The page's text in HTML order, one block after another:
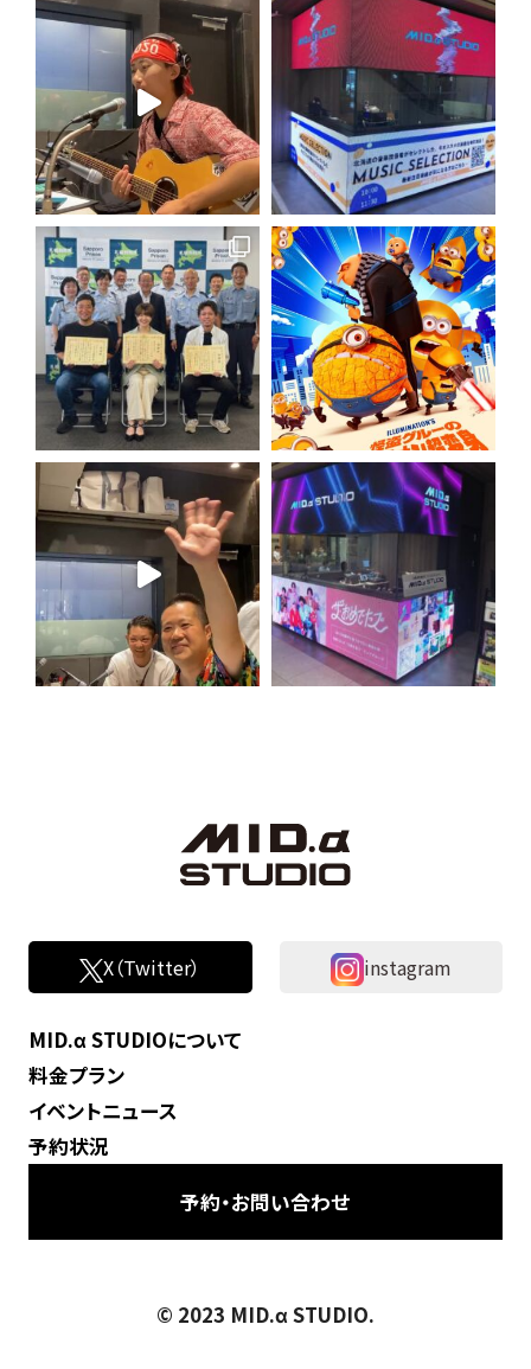
X（Twitter） instagram
MID.α STUDIOについて
料金プラン
イベントニュース
予約状況
予約・お問い合わせ
© 2023 MID.α STUDIO.